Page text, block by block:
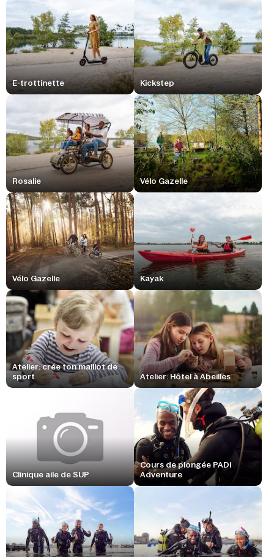
E-trottinette Kickstep
Rosalie Vélo Gazelle
Vélo Gazelle Kayak
Atelier: crée ton maillot de
sport
Atelier: Hôtel à Abeilles
Clinique aile de SUP
Cours de plongée PADi
Adventure